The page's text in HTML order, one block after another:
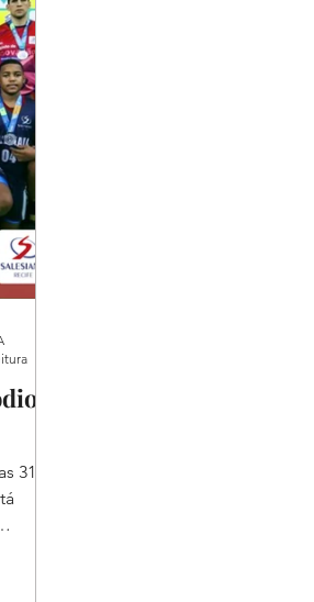
31 de